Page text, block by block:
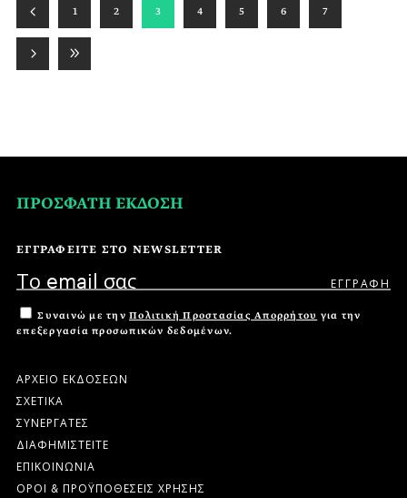
1 2 3 4 5 6 7
ΠΡΟΣΦΑΤΗ ΕΚΔΟΣΗ
ΕΓΓΡΑΦΕΙΤΕ ΣΤΟ NEWSLETTER
Συναινώ με την Πολιτική Προστασίας Απορρήτου για την
επεξεργασία προσωπικών δεδομένων.
ΑΡΧΕΙΟ ΕΚΔΟΣΕΩΝ
ΣΧΕΤΙΚΑ
ΣΥΝΕΡΓΑΤΕΣ
ΔΙΑΦΗΜΙΣΤΕΙΤΕ
ΕΠΙΚΟΙΝΩΝΙΑ
ΟΡΟΙ & ΠΡΟΫΠΟΘΕΣΕΙΣ ΧΡΗΣΗΣ